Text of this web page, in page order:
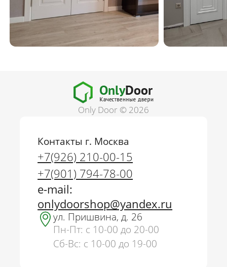
Only Door © 2026
Контакты г. Москва
+7(926) 210-00-15
+7(901) 794-78-00
e-mail:
onlydoorshop@yandex.ru
ул. Пришвина, д. 26
Пн-Пт: с 10-00 до 20-00
Сб-Вс: с 10-00 до 19-00